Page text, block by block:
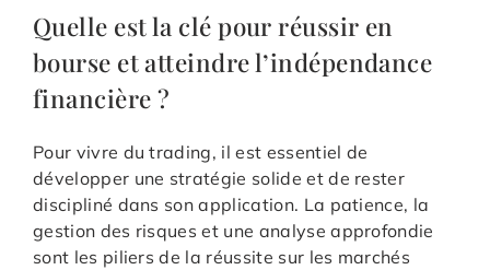
Quelle est la clé pour réussir en
bourse et atteindre l’indépendance
financière ?
Pour vivre du trading, il est essentiel de
développer une stratégie solide et de rester
discipliné dans son application. La patience, la
gestion des risques et une analyse approfondie
sont les piliers de la réussite sur les marchés